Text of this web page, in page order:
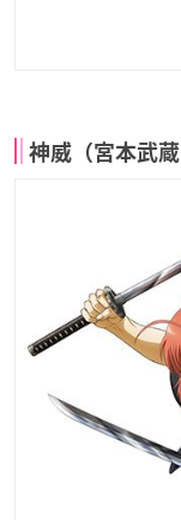
神威（宮本武蔵